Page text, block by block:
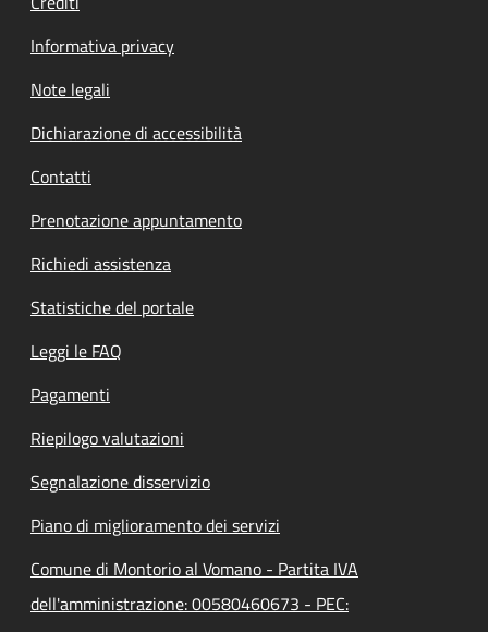
Informativa privacy
Note legali
Dichiarazione di accessibilità
Contatti
Prenotazione appuntamento
Richiedi assistenza
Statistiche del portale
Leggi le FAQ
Pagamenti
Riepilogo valutazioni
Segnalazione disservizio
Piano di miglioramento dei servizi
Comune di Montorio al Vomano - Partita IVA
dell'amministrazione: 00580460673 - PEC: